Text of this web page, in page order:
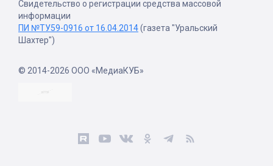
Свидетельство о регистрации средства массовой
информации
ПИ №ТУ59-0916 от 16.04.2014(газета "Уральский
Шахтер")
© 2014-2026 ООО «МедиаКУБ»